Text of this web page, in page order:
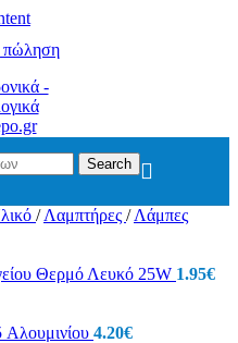
πώληση
Search
/ Λαμπτήρες / Λάμπες
Θερμό Λευκό 25W 1.95€
Αλουμινίου 4.20€